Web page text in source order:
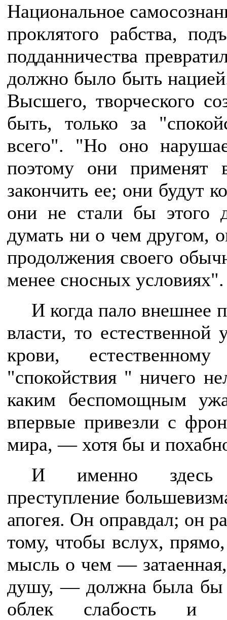
Национальное
проклятого рабства,
подданничества
должно было быть
Высшего, творческого
быть, только за
всего". "Но оно
поэтому они применят
закончить ее; они будут
они не стали бы этого
думать ни о чем другом,
продолжения своего
менее сносных
И когда пало внешнее
власти, то
крови,
"спокойствия " ничего
каким беспомощным
впервые привезли с
мира, — хотя бы и
И именно здесь
преступление
апогея. Он оправдал; он
тому, чтобы вслух,
мысль о чем —
душу, — должна была бы
облек слабость и